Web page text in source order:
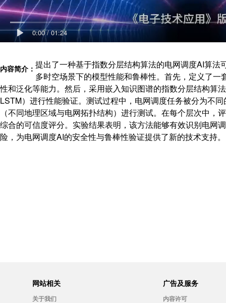
0:00/01:24
内容简介： 提出了一种基于指数分层结构算法的电网调度AI算
多时空场景下的模型性能和鲁棒性。首先，定义了
性和泛化等能力。然后，采用嵌入知识图谱的指数分层结构算
LSTM）进行性能验证。测试过程中，电网调度任务被分为不
（不同地理区域与电网拓扑结构）进行测试。在每个层次中
综合的可信度评分。实验结果表明，该方法能够有效识别电网
险，为电网调度AI的安全性与鲁棒性验证提供了新的技术支持。
网站相关
关于我们
广告及服务
内容许可